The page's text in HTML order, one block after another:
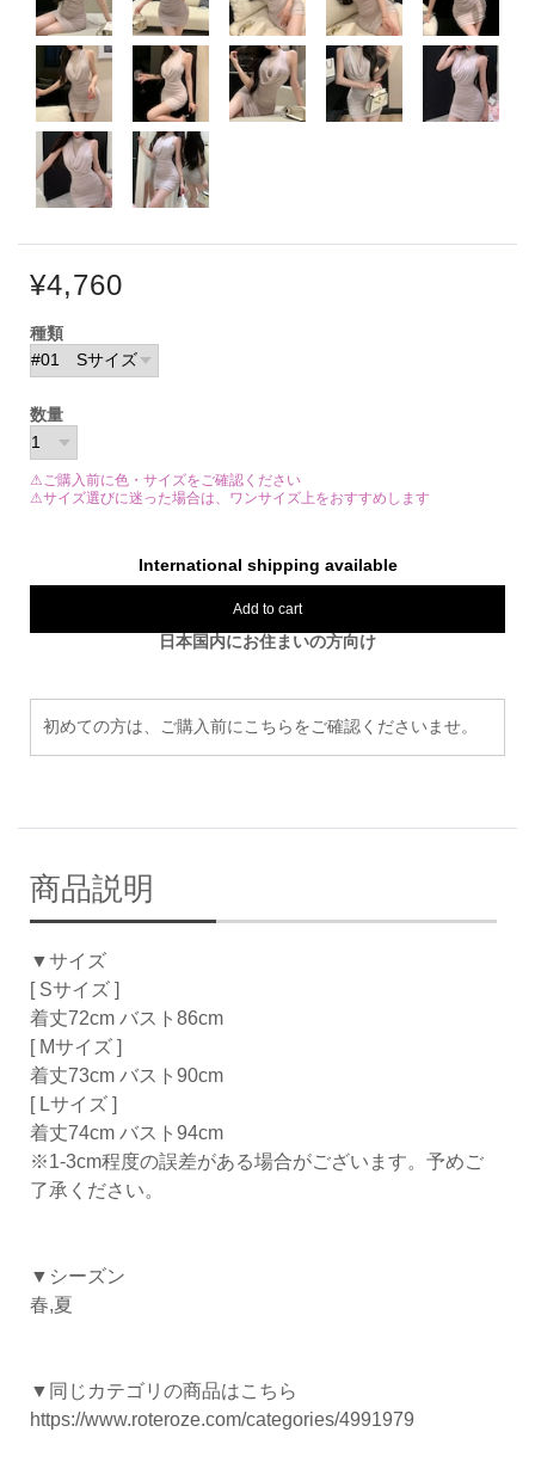
¥4,760
種類
数量
⚠ご購入前に色・サイズをご確認ください
⚠サイズ選びに迷った場合は、ワンサイズ上をおすすめします
International shipping available
Add to cart
日本国内にお住まいの方向け
初めての方は、ご購入前にこちらをご確認くださいませ。
商品説明
▼サイズ
[ Sサイズ ]
着丈72cm バスト86cm
[ Mサイズ ]
着丈73cm バスト90cm
[ Lサイズ ]
着丈74cm バスト94cm
※1-3cm程度の誤差がある場合がございます。予めご
了承ください。
▼シーズン
春,夏
▼同じカテゴリの商品はこちら
https://www.roteroze.com/categories/4991979